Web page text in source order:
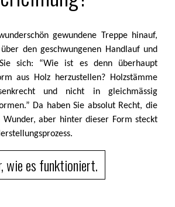
gewundene Treppe hinauf,
den geschwungenen Handlauf und
sich: “Wie ist es denn überhaupt
aus Holz herzustellen? Holzstämme
und nicht in gleichmässig
Da haben Sie absolut Recht, die
aber hinter dieser Form steckt
wie es funktioniert.